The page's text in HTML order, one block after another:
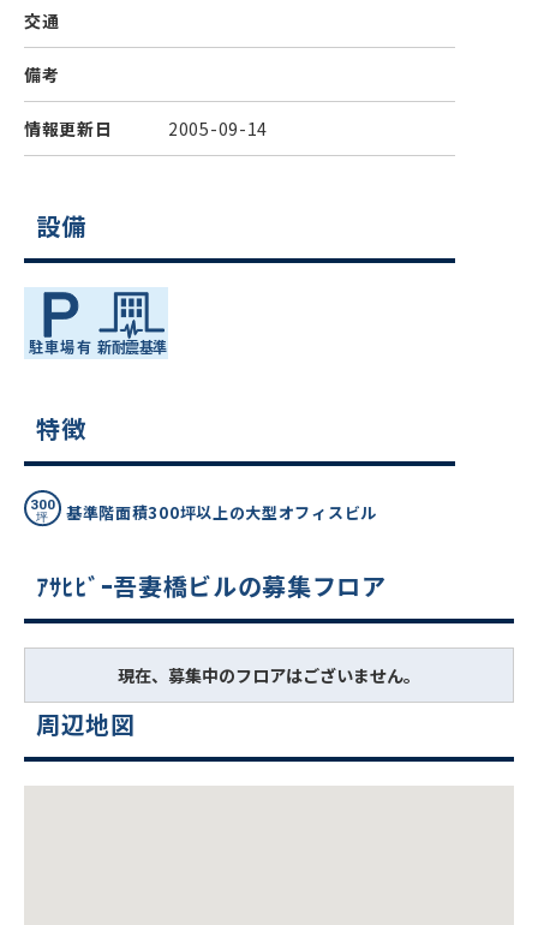
交通
備考
情報更新日 2005-09-14
設備
特徴
基準階面積300坪以上の大型オフィスビル
ｱｻﾋﾋﾞｰ吾妻橋ビルの募集フロア
現在、募集中のフロアはございません。
周辺地図